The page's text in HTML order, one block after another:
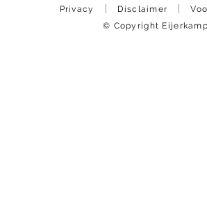
Privacy Disclaimer
© Copyright Eijerkamp